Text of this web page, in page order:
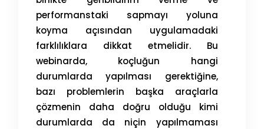
performanstaki sapmayı yoluna
koyma açısından uygulamadaki
farklılıklara dikkat etmelidir. Bu
webinarda, koçluğun hangi
durumlarda yapılması gerektiğine,
bazı problemlerin başka araçlarla
çözmenin daha doğru olduğu kimi
durumlarda da niçin yapılmaması